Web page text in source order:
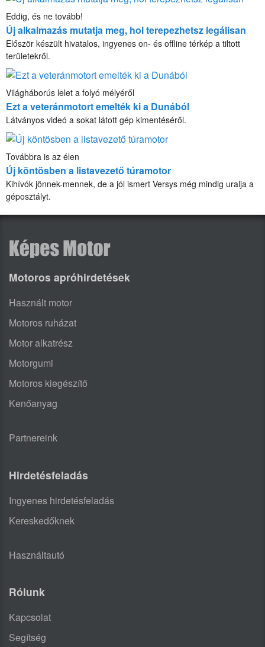
Eddig, és ne tovább!
Új alkalmazás mutatja meg, hol terepezhetsz legálisan
Először készült hivatalos, ingyenes on- és offline térkép a tiltott
területekről.
Világháborús lelet a folyó mélyéről
Ezt a veteránmotort emelték ki a Dunából
Látványos videó a sokat látott gép kimentéséről.
Továbbra is az élen
Új köntösben a listavezető túramotor
Kihívók jönnek-mennek, de a jól ismert Versys még mindig uralja a
géposztályt.
Motoros apróhirdetések
Használt motor
Motoros ruházat
Motor alkatrész
Motorgumi
Motoros kiegészítő
Kenőanyag
Partnereink
Hirdetésfeladás
Ingyenes hirdetésfeladás
Kereskedőknek
Használtautó
Rólunk
Kapcsolat
Segítség